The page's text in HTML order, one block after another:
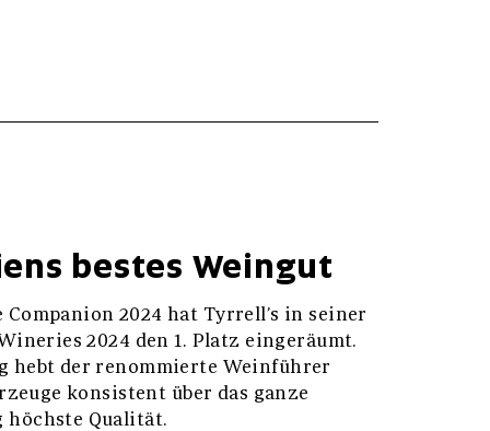
bestes Weingut
2024 hat Tyrrell’s in seiner
2024 den 1. Platz eingeräumt.
hebt der renommierte Weinführer
konsistent über das ganze
Qualität.